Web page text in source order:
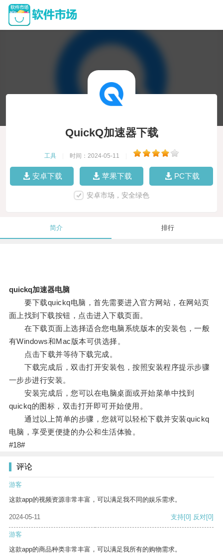
QuickQ加速器下载
工具 时间：2024-05-11
安卓下载 苹果下载 PC下载
安卓市场，安全绿色
简介 排行
quickq加速器电脑
要下载quickq电脑，首先需要进入官方网站，在网站页
面上找到下载按钮，点击进入下载页面。
在下载页面上选择适合您电脑系统版本的安装包，一般
有Windows和Mac版本可供选择。
点击下载并等待下载完成。
下载完成后，双击打开安装包，按照安装程序提示步骤
一步步进行安装。
安装完成后，您可以在电脑桌面或开始菜单中找到
quickq的图标，双击打开即可开始使用。
通过以上简单的步骤，您就可以轻松下载并安装quickq
电脑，享受更便捷的办公和生活体验。
#18#
评论
游客
这款app的视频资源非常丰富，可以满足我不同的娱乐需求。
2024-05-11 支持[0] 反对[0]
游客
这款app的商品种类非常丰富，可以满足我所有的购物需求。